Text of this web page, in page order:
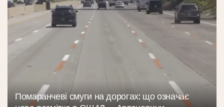
Помаранчеві смуги на дорогах: що означає